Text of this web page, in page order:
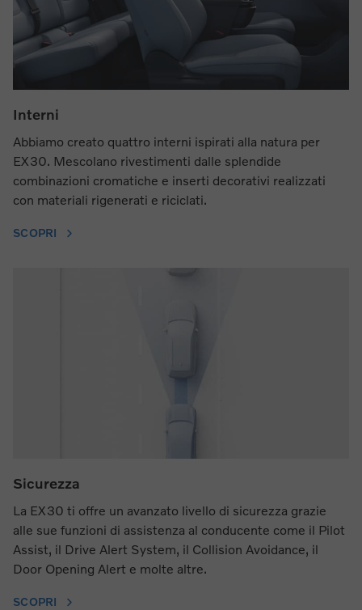
Interni
Abbiamo creato quattro interni ispirati alla natura per
EX30. Mescolano rivestimenti dalle splendide
combinazioni cromatiche e inserti decorativi realizzati
con materiali rigenerati e riciclati.
SCOPRI
Sicurezza
La EX30 ti offre un avanzato livello di sicurezza grazie
alle sue funzioni di assistenza al conducente come il Pilot
Assist, il Drive Alert System, il Collision Avoidance, il
Door Opening Alert e molte altre.
SCOPRI